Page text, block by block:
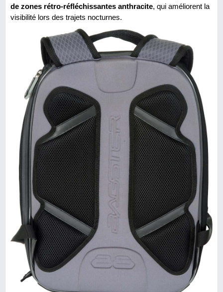
de zones rétro-réfléchissantes anthracite, qui améliorent la
visibilité lors des trajets nocturnes.